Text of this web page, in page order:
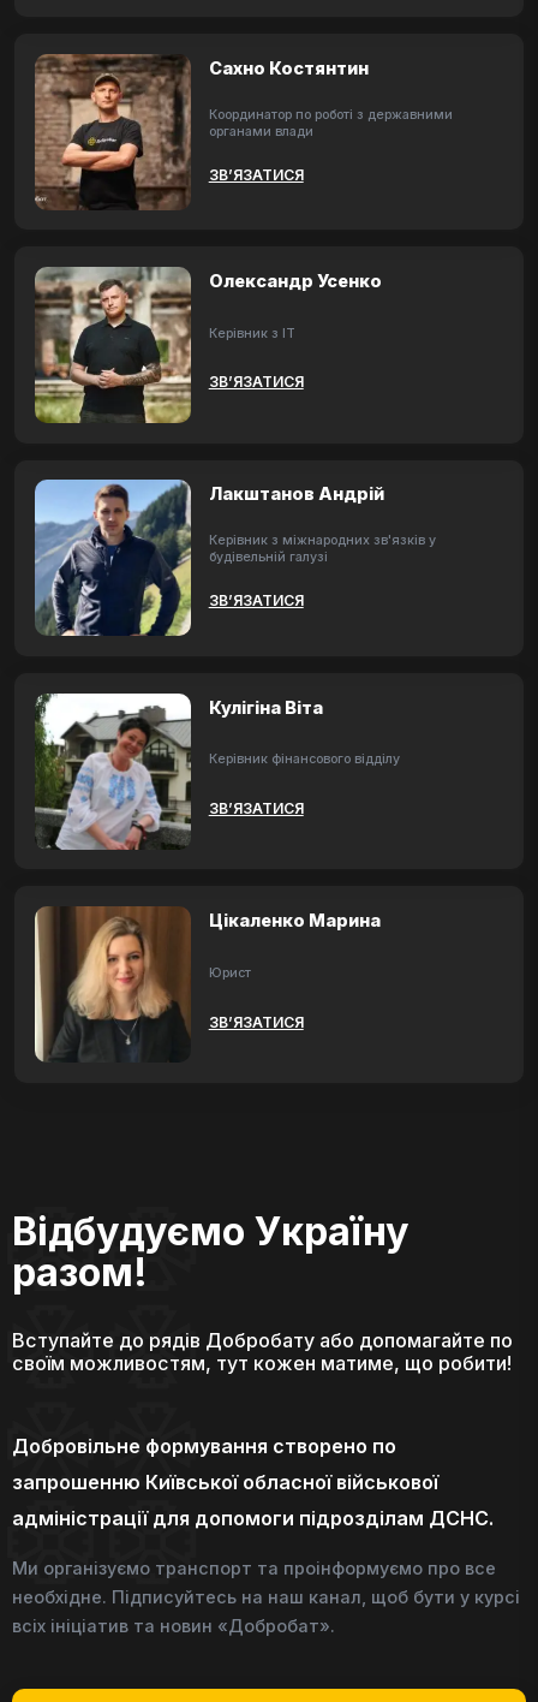
Сахно Костянтин
Координатор по роботі з державними
органами влади
ЗВ’ЯЗАТИСЯ
Олександр Усенко
Керівник з ІТ
ЗВ’ЯЗАТИСЯ
Лакштанов Андрій
Керівник з міжнародних зв'язків у
будівельній галузі
ЗВ’ЯЗАТИСЯ
Кулігіна Віта
Керівник фінансового відділу
ЗВ’ЯЗАТИСЯ
Цікаленко Марина
Юрист
ЗВ’ЯЗАТИСЯ
Відбудуємо Україну
разом!
Вступайте до рядів Добробату або допомагайте по
своїм можливостям, тут кожен матиме, що робити!
Добровільне формування створено по
запрошенню Київської обласної військової
адміністрації для допомоги підрозділам ДСНС.
Ми організуємо транспорт та проінформуємо про все
необхідне. Підписуйтесь на наш канал, щоб бути у курсі
всіх ініціатив та новин «Добробат».